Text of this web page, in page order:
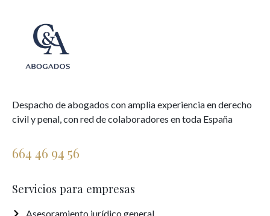
Despacho de abogados con amplia experiencia en derecho
civil y penal, con red de colaboradores en toda España
664 46 94 56
Servicios para empresas
Asesoramiento jurídico general